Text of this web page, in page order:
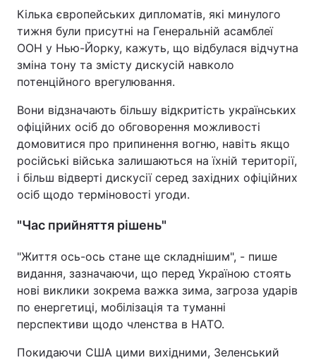
Кілька європейських дипломатів, які минулого
тижня були присутні на Генеральній асамблеї
ООН у Нью-Йорку, кажуть, що відбулася відчутна
зміна тону та змісту дискусій навколо
потенційного врегулювання.
Вони відзначають більшу відкритість українських
офіційних осіб до обговорення можливості
домовитися про припинення вогню, навіть якщо
російські війська залишаються на їхній території,
і більш відверті дискусії серед західних офіційних
осіб щодо терміновості угоди.
"Час прийняття рішень"
"Життя ось-ось стане ще складнішим", - пише
видання, зазначаючи, що перед Україною стоять
нові виклики зокрема важка зима, загроза ударів
по енергетиці, мобілізація та туманні
перспективи щодо членства в НАТО.
Покидаючи США цими вихідними, Зеленський